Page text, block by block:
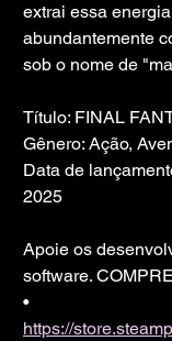
extrai essa
abundantemente
sob o nome de
Título: FINAL
Gênero: Ação,
Data de
2025
Apoie os
software.
•
https://